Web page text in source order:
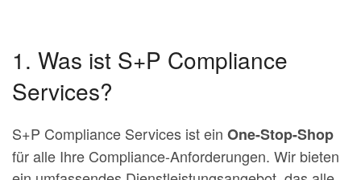
1. Was ist S+P Compliance
Services?
S+P Compliance Services ist ein One-Stop-Shop
für alle Ihre Compliance-Anforderungen. Wir bieten